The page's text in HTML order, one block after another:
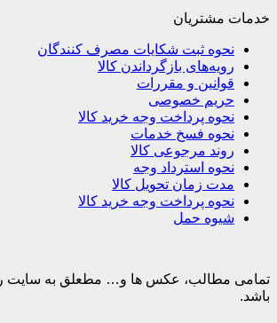
خدمات مشتریان
نحوه ثبت شکایات مصرف کنندگان
رویه‌های بازگرداندن کالا
قوانین و مقررات
حریم خصوصی
نحوه پرداخت وجه خرید کالا
نحوه فسخ خدمات
روند مرجوعی کالا
نحوه استرداد وجه
مدت زمان تحویل کالا
نحوه پرداخت وجه خرید کالا
شیوه حمل
تمامی مطالب، عکس ها و… مطعلق به سایت
باشد.